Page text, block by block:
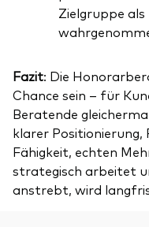
Zielgruppe
Fazit: Die
Chance sein – für
Beratende
klarer
Fähigkeit, echten
strategisch arbeitet
anstrebt, wird